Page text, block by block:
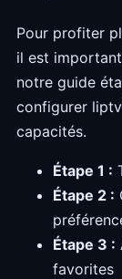
Pour profiter
il est
notre guide
configurer
capacités.
Étape 1 :
Étape 2 :
Étape 3 :
favorites